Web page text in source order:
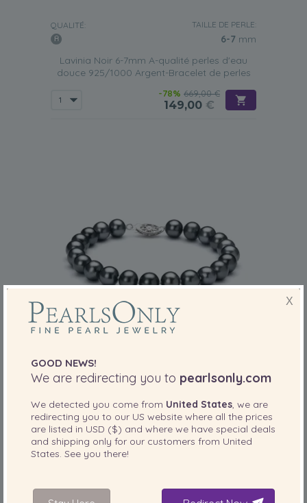
QUALITÉ: TAILLE DE PERLE:
6-7 mm
Lavinia Noir 6-7mm A-qualité perles d'eau
douce 925/1000 Argent-Bracelet de perles
-78% 669,00 €
149,00 €
QUALITÉ:
7.5-8.5mm
douce 925/1000 Argent-Bracelet de perles
-81%745,00 €
145,00€
X
GOOD NEWS!
We are redirecting you to pearlsonly.com
We detected you come from United States , we are
redirecting you to our US website where all the prices
are listed in USD ($) and where we have special deals
and shipping only for our customers from United
States . See you there!